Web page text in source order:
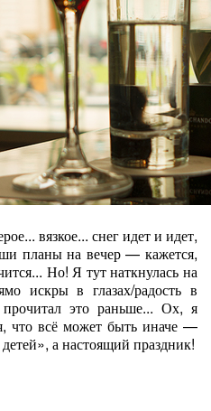
вязкое... снег идет и идет,
планы на вечер — кажется,
Но! Я тут наткнулась на
искры в глазах/радость в
это раньше... Ох, я
что всё может быть иначе —
а настоящий праздник!